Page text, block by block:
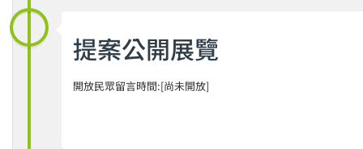
提案公開展覽
開放民眾留言時間:[尚未開放]